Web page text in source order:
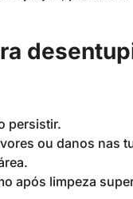
persistir.
ou danos nas
após limpeza